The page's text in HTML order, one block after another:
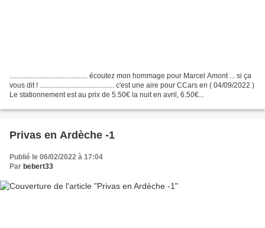
............................................ écoutez mon hommage pour Marcel Amont ... si ça
vous dit ! .......................................... c'est une aire pour CCars en ( 04/09/2022 )
Le stationnement est au prix de 5.50€ la nuit en avril, 6.50€...
Privas en Ardèche -1
Publié le 06/02/2022 à 17:04
Par bebert33